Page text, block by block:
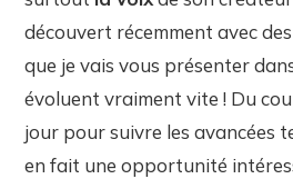
découvert récemment avec
que je vais vous présenter
évoluent vraiment vite ! Du
jour pour suivre les avancées
en fait une opportunité